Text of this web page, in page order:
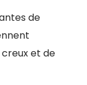
de
et de